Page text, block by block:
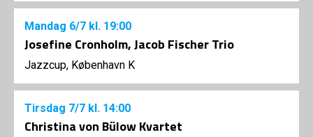
Mandag 6/7 kl. 19:00
Josefine Cronholm, Jacob Fischer Trio
Jazzcup, København K
Tirsdag 7/7 kl. 14:00
Christina von Bülow Kvartet